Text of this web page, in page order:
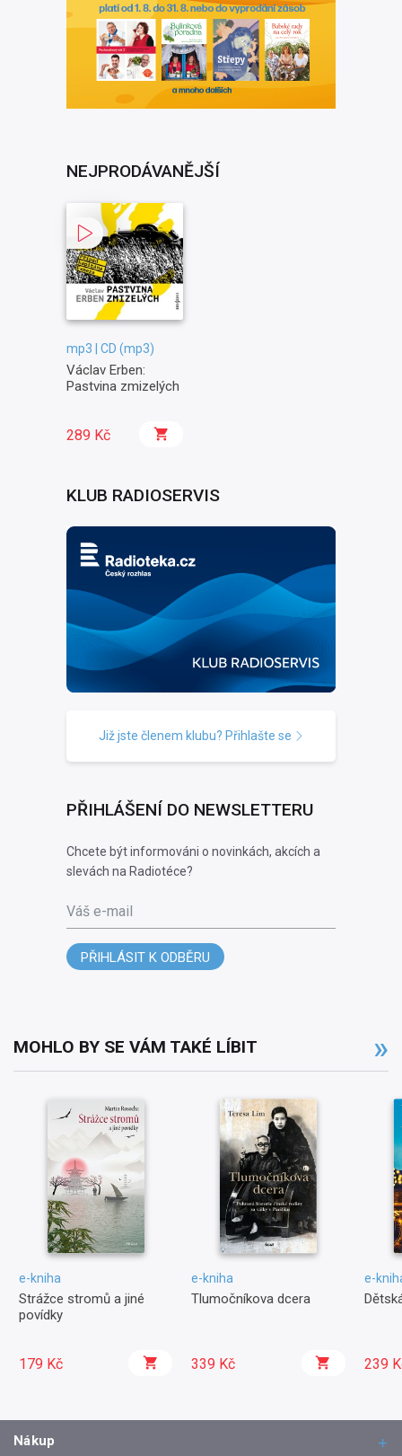
NEJPRODÁVANĚJŠÍ
mp3 | CD (mp3)
Václav Erben:
Pastvina zmizelých
289 Kč
KLUB RADIOSERVIS
Již jste členem klubu? Přihlašte se
PŘIHLÁŠENÍ DO NEWSLETTERU
Chcete být informováni o novinkách, akcích a
slevách na Radiotéce?
Váš e-mail
PŘIHLÁSIT K ODBĚRU
MOHLO BY SE VÁM TAKÉ LÍBIT
e-kniha
Strážce stromů a jiné
povídky
179 Kč
e-kniha
Tlumočníkova dcera
339 Kč
e-
239
Nákup